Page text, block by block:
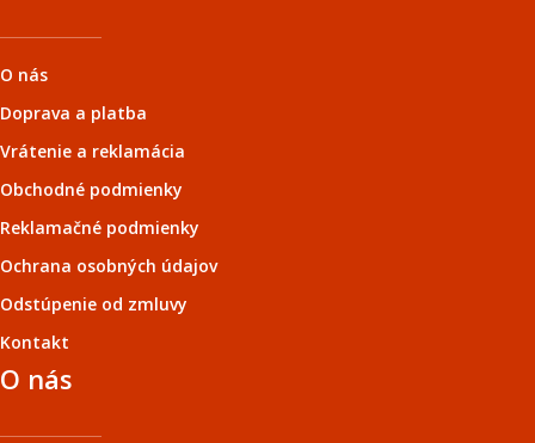
O nás
Doprava a platba
Vrátenie a reklamácia
Obchodné podmienky
Reklamačné podmienky
Ochrana osobných údajov
Odstúpenie od zmluvy
Kontakt
O nás